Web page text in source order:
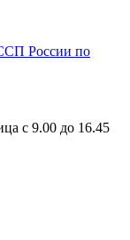
России по
с 9.00 до 16.45